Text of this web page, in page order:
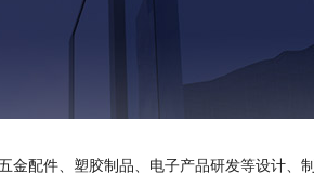
金配件、塑胶制品、电子产品研发等设计、